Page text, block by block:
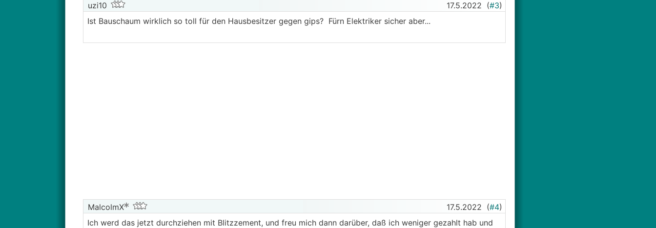
uzi10 17.5.2022 (#3)
Ist Bauschaum wirklich so toll für den Hausbesitzer gegen gips? Fürn Elektriker sicher aber...
MalcolmX 17.5.2022 (#4)
Ich werd das jetzt durchziehen mit Blitzzement, und freu mich dann darüber, daß ich weniger gezahlt hab und